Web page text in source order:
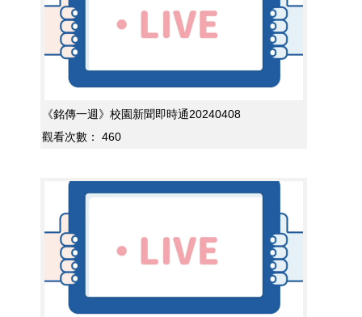
《銘傳一週》校園新聞即時通20240408
觀看次數：
460